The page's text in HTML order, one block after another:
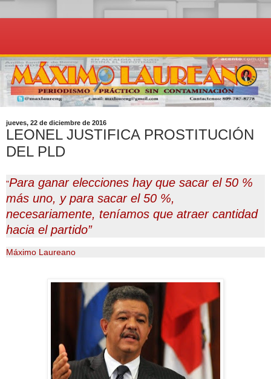
jueves, 22 de diciembre de 2016
LEONEL JUSTIFICA PROSTITUCIÓN
DEL PLD
"Para ganar elecciones hay que sacar el 50 %
más uno, y para sacar el 50 %,
necesariamente, teníamos que atraer cantidad
hacia el partido”
Máximo Laureano